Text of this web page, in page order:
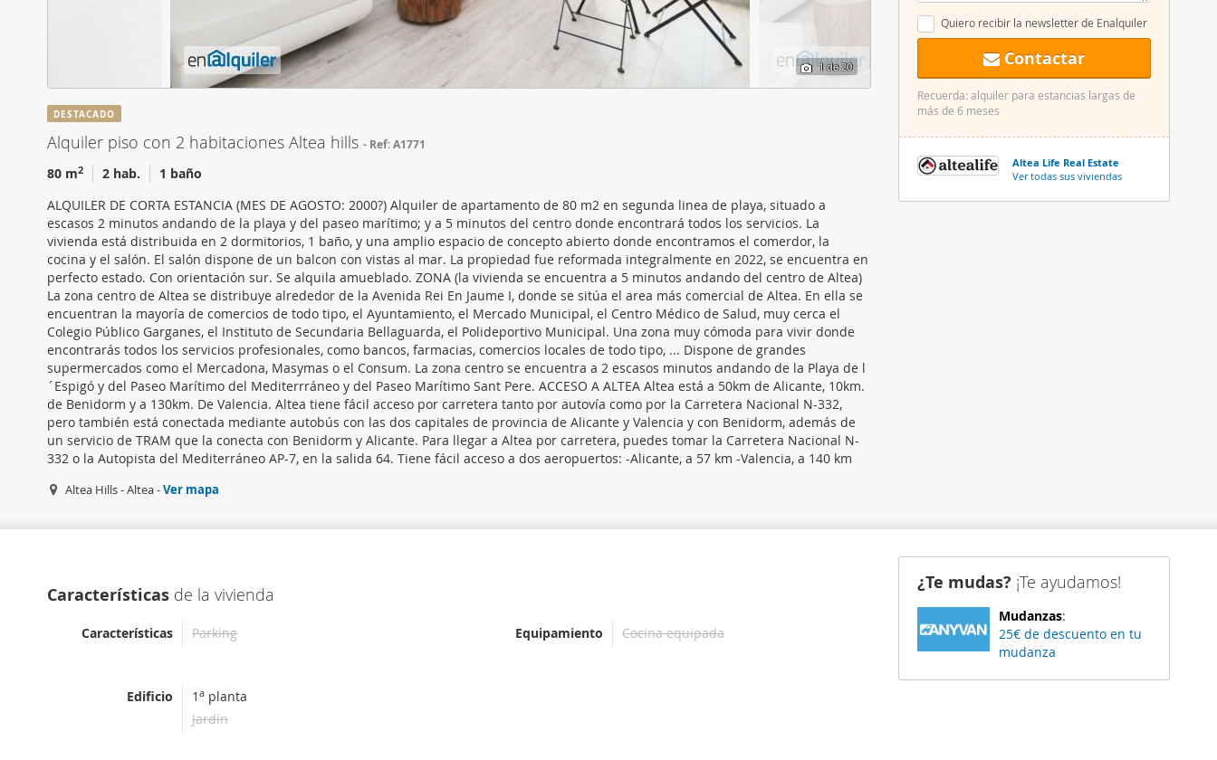
sitio web con nuestros partners de redes sociales, publicidad y análisis web, quienes pueden
combinarla con otra información que les haya proporcionado o que hayan recopilado a partir del uso
que haya hecho de sus servicios.
c
o
e
i
m
i
e
n
t
o
1de 20
Quiero recibir la newsletter de Enalquiler
Contactar
Recuerda: alquiler para estancias largas de
más de 6 meses
Altea Life Real Estate
Ver todas sus viviendas
DESTACADO
Alquiler piso con 2 habitaciones Altea hills Ref: A1771
80 m2 2 hab.
1 baño
ALQUILER DE CORTA ESTANCIA (MES DE AGOSTO: 2000?) Alquiler de apartamento de 80 m2 en segunda linea de playa, situado a
escasos 2 minutos andando de la playa y del paseo marítimo; y a 5 minutos del centro donde encontrará todos los servicios. La
vivienda está distribuida en 2 dormitorios, 1 baño, y una amplio espacio de concepto abierto donde encontramos el comerdor, la
cocina y el salón. El salón dispone de un balcon con vistas al mar. La propiedad fue reformada integralmente en 2022, se encuentra en
perfecto estado. Con orientación sur. Se alquila amueblado. ZONA (la vivienda se encuentra a 5 minutos andando del centro de Altea)
La zona centro de Altea se distribuye alrededor de la Avenida Rei En Jaume I, donde se sitúa el area más comercial de Altea. En ella se
encuentran la mayoría de comercios de todo tipo, el Ayuntamiento, el Mercado Municipal, el Centro Médico de Salud, muy cerca el
Colegio Público Garganes, el Instituto de Secundaria Bellaguarda, el Polideportivo Municipal. Una zona muy cómoda para vivir donde
encontrarás todos los servicios profesionales, como bancos, farmacias, comercios locales de todo tipo, ... Dispone de grandes
supermercados como el Mercadona, Masymas o el Consum. La zona centro se encuentra a 2 escasos minutos andando de la Playa de l
´Espigó y del Paseo Marítimo del Mediterrráneo y del Paseo Marítimo Sant Pere. ACCESO A ALTEA Altea está a 50km de Alicante, 10km.
de Benidorm y a 130km. De Valencia. Altea tiene fácil acceso por carretera tanto por autovía como por la Carretera Nacional N-332,
pero también está conectada mediante autobús con las dos capitales de provincia de Alicante y Valencia y con Benidorm, además de
un servicio de TRAM que la conecta con Benidorm y Alicante. Para llegar a Altea por carretera, puedes tomar la Carretera Nacional N-
332 o la Autopista del Mediterráneo AP-7, en la salida 64. Tiene fácil acceso a dos aeropuertos: -Alicante, a 57 km -Valencia, a 140 km
Altea Hills - Altea -Ver mapa
Características de la vivienda
Características Parking Equipamiento Cocina equipada
Edificio 1 a planta
Jardín
¿Te mudas? ¡Te ayudamos!
Mudanzas:
25€ de descuento en tu
mudanza